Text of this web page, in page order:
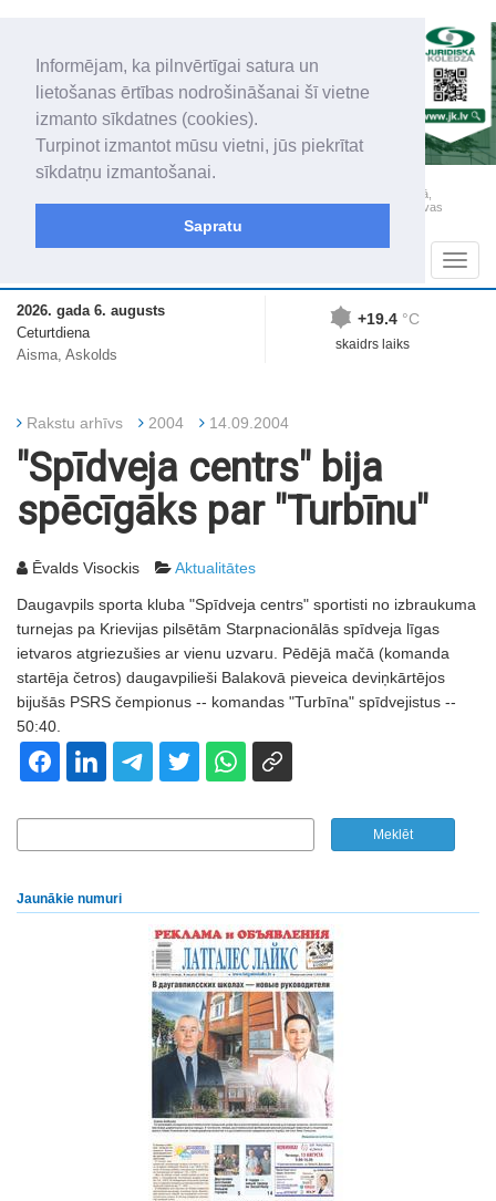
Informējam, ka pilnvērtīgai satura un
lietošanas ērtības nodrošināšanai šī vietne
izmanto sīkdatnes (cookies).
Turpinot izmantot mūsu vietni, jūs piekrītat
sīkdatņu izmantošanai.
Sapratu
„Latgales Laiks” iznāk latviešu un krievu valodās visā Dienvidlatgalē un Sēlijā,
„Latgales Laiks” latviešu valodā aptver Daugavpils valstspilsētu, Augšdaugavas
novadu un apkārtējos novadus un pilsētas.
2026. gada 6. augusts
Ceturtdiena
Aisma, Askolds
+19.4 °C
skaidrs laiks
Rakstu arhīvs 2004 14.09.2004
"Spīdveja centrs" bija
spēcīgāks par "Turbīnu"
Ēvalds Visockis Aktualitātes
Daugavpils sporta kluba "Spīdveja centrs" sportisti no izbraukuma
turnejas pa Krievijas pilsētām Starpnacionālās spīdveja līgas
ietvaros atgriezušies ar vienu uzvaru. Pēdējā mačā (komanda
startēja četros) daugavpilieši Balakovā pieveica deviņkārtējos
bijušās PSRS čempionus -- komandas "Turbīna" spīdvejistus --
50:40.
Jaunākie numuri